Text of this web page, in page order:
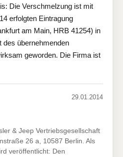
Die Verschmelzung ist mit
erfolgten Eintragung
am Main, HRB 41254) in
des übernehmenden
geworden. Die Firma ist
29.01.2014
& Jeep Vertriebsgesellschaft
26 a, 10587 Berlin. Als
veröffentlicht: Den